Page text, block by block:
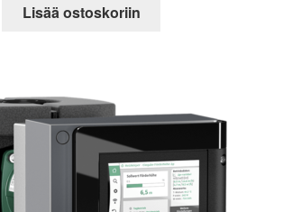
Lisää ostoskoriin